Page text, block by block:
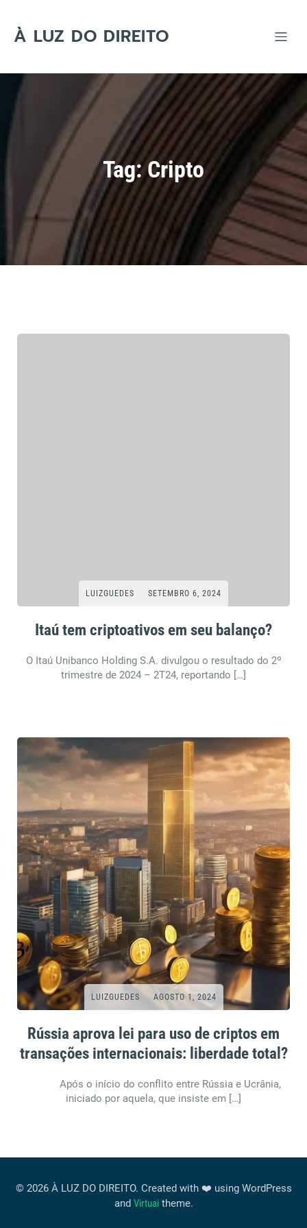
content
À LUZ DO DIREITO
Tag:Cripto
LUIZGUEDES SETEMBRO 6, 2024
Itaú tem criptoativos em seu balanço?
O Itaú Unibanco Holding S.A. divulgou o resultado do 2º
trimestre de 2024 – 2T24, reportando […]
LUIZGUEDES AGOSTO 1, 2024
Rússia aprova lei para uso de criptos em
transações internacionais: liberdade total?
Após o início do conflito entre Rússia e Ucrânia,
iniciado por aquela, que insiste em […]
© 2026 À LUZ DO DIREITO. Created with ❤️ using WordPress
and Virtuaitheme.